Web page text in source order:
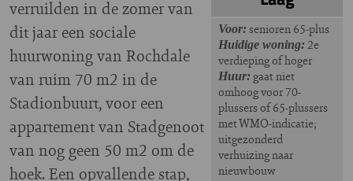
Voor: senioren 65-plus
Huidige woning: 2e
verdieping of hoger
Huur: gaat niet
omhoog voor 70-
plussers of 65-plussers
met WMO-indicatie;
uitgezonderd
verhuizing naar
nieuwbouw
verruilden in de zomer van
dit jaar een sociale
huurwoning van Rochdale
van ruim 70 m2 in de
Stadionbuurt, voor een
appartement van Stadgenoot
van nog geen 50 m2 om de
hoek. Een opvallende stap,